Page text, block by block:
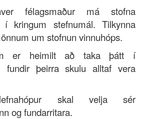
félagsmaður má stofna
í kringum stefnumál. Tilkynna
um stofnun vinnuhóps.
er heimilt að taka þátt í
fundir þeirra skulu alltaf vera
skal velja sér
og fundarritara.